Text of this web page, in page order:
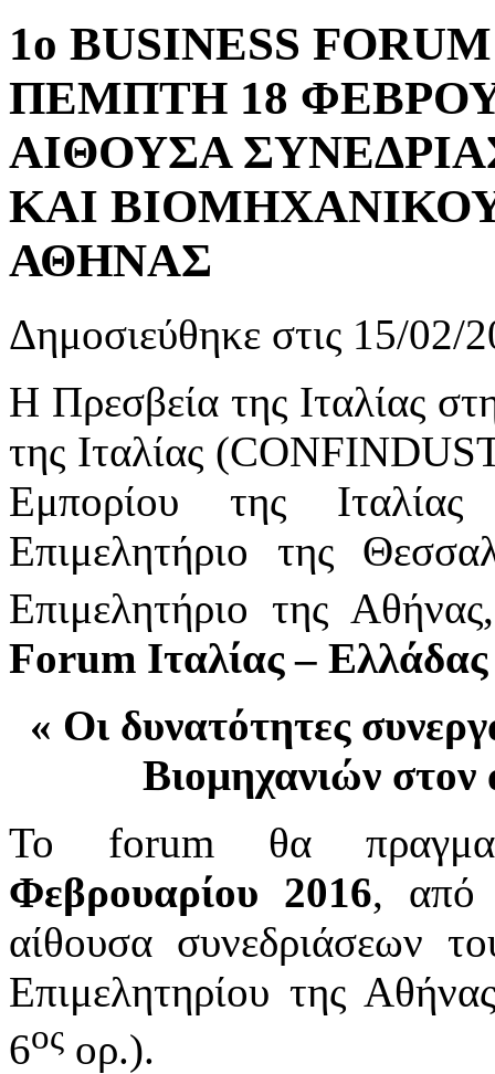
1ο BUSINESS
ΠΕΜΠΤΗ 18
ΑΙΘΟΥΣΑ
ΚΑΙ
ΑΘΗΝΑΣ
Δημοσιεύθηκε στις 15/02/
Η Πρεσβεία της Ιταλίας
της Ιταλίας
Εμπορίου της
Επιμελητήριο της
Επιμελητήριο της
Forum Ιταλίας –
« Οι δυνατότητες
Βιομηχανιών στον
Το forum θα
Φεβρουαρίου 2016, από
αίθουσα συνεδριάσεων
Επιμελητηρίου της
6ος ορ.).